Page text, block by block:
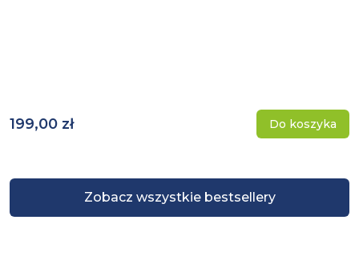
Zobacz wszystkie bestsellery
199,00 zł Do koszyka